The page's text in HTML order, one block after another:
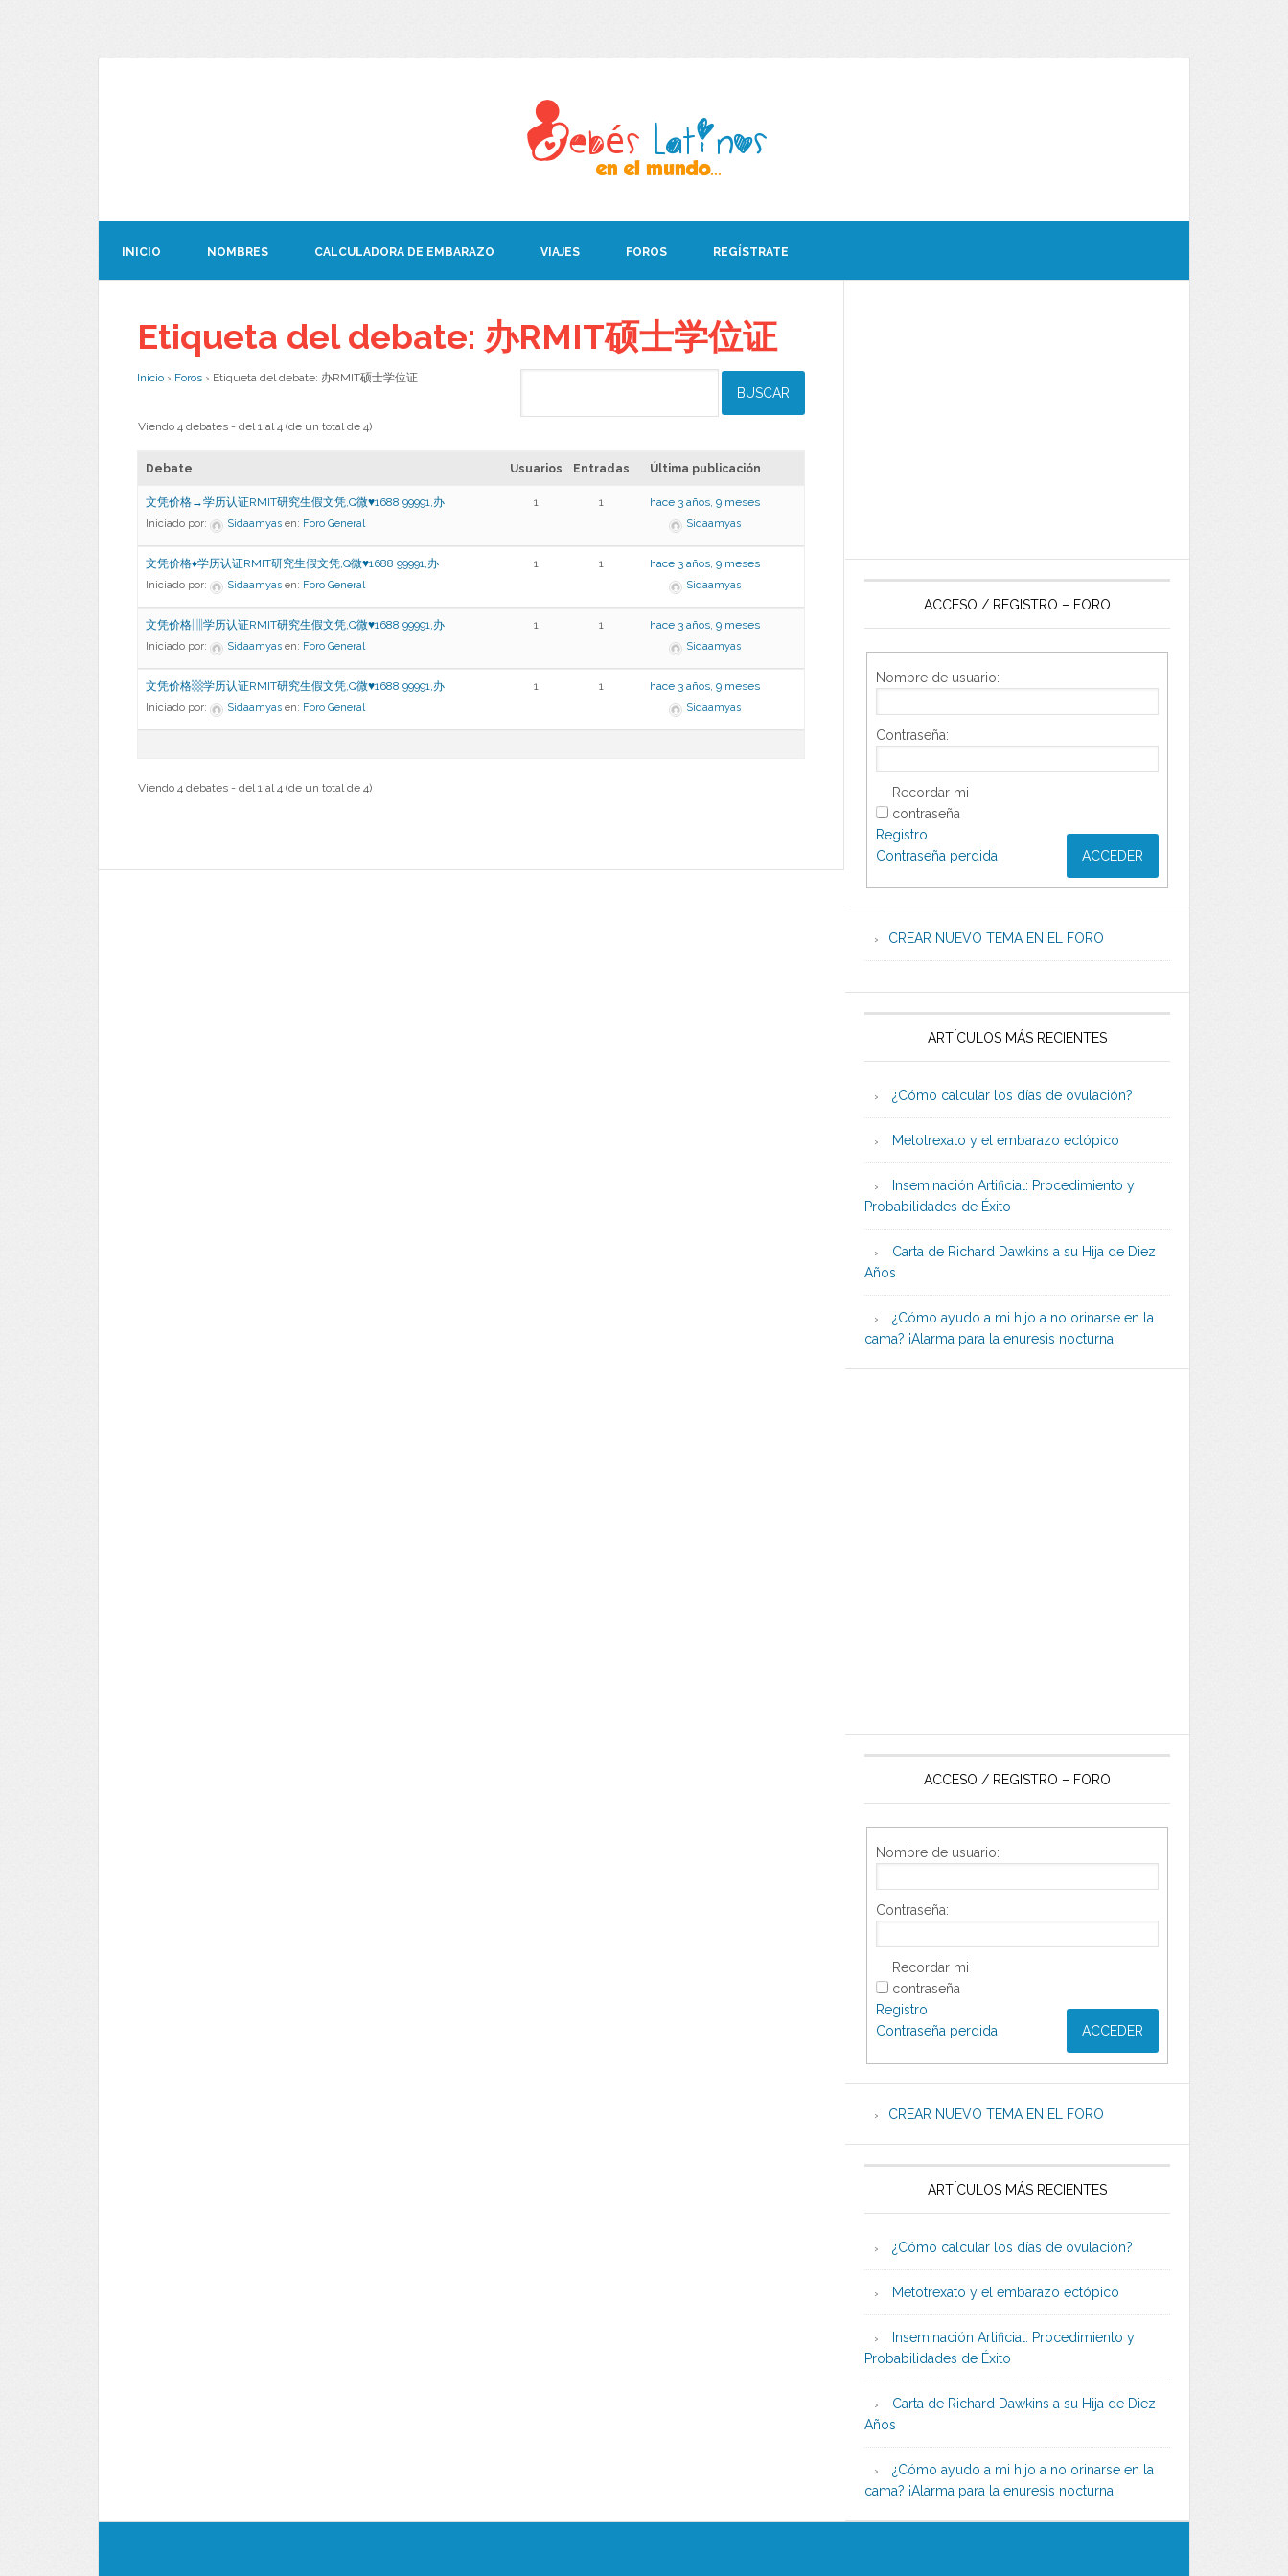
INICIO NOMBRES CALCULADORA DE EMBARAZO VIAJES FOROS REGÍSTRATE
Etiqueta del debate: 办RMIT硕士学位证
Inicio › Foros › Etiqueta del debate: 办RMIT硕士学位证
Viendo 4 debates - del 1 al 4 (de un total de 4)
Debate Usuarios Entradas Última publicación
文凭价格→学历认证RMIT研究生假文凭,Q微♥1688 99991,办
Iniciado por: Sidaamyas en: Foro General
1 1 hace 3 años, 9 meses
Sidaamyas
文凭价格♦学历认证RMIT研究生假文凭,Q微♥1688 99991,办
Iniciado por: Sidaamyas en: Foro General
1 1 hace 3 años, 9 meses
Sidaamyas
文凭价格▥学历认证RMIT研究生假文凭,Q微♥1688 99991,办
Iniciado por: Sidaamyas en: Foro General
1 1 hace 3 años, 9 meses
Sidaamyas
文凭价格▩学历认证RMIT研究生假文凭,Q微♥1688 99991,办
Iniciado por: Sidaamyas en: Foro General
1 1 hace 3 años, 9 meses
Sidaamyas
Viendo 4 debates - del 1 al 4 (de un total de 4)
ACCESO / REGISTRO – FORO
Nombre de usuario:
Contraseña:
Recordar mi
contraseña
ACCEDER
Registro
Contraseña perdida
CREAR NUEVO TEMA EN EL FORO
ARTÍCULOS MÁS RECIENTES
¿Cómo calcular los días de ovulación?
Metotrexato y el embarazo ectópico
Inseminación Artificial: Procedimiento y
Probabilidades de Éxito
Carta de Richard Dawkins a su Hija de Diez
Años
¿Cómo ayudo a mi hijo a no orinarse en la
cama? ¡Alarma para la enuresis nocturna!
ACCESO / REGISTRO – FORO
Nombre de usuario:
Contraseña:
Recordar mi
contraseña
ACCEDER
Registro
Contraseña perdida
CREAR NUEVO TEMA EN EL FORO
ARTÍCULOS MÁS RECIENTES
¿Cómo calcular los días de ovulación?
Metotrexato y el embarazo ectópico
Inseminación Artificial: Procedimiento y
Probabilidades de Éxito
Carta de Richard Dawkins a su Hija de Diez
Años
¿Cómo ayudo a mi hijo a no orinarse en la
cama? ¡Alarma para la enuresis nocturna!